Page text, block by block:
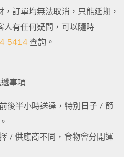
訂單均無法取消，只能延期，
人有任何疑問，可以隨時
5414 查詢。
事項
後半小時送達，特別日子 / 節
/ 供應商不同，食物會分開運